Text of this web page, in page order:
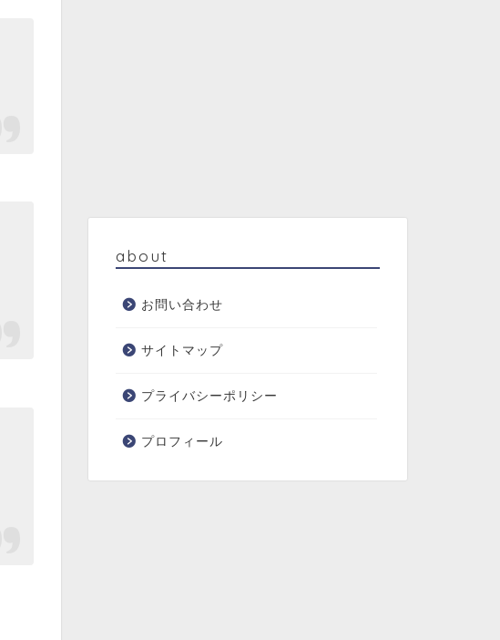
about
お問い合わせ
サイトマップ
プライバシーポリシー
プロフィール